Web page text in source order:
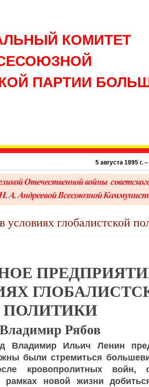
КОМИТЕТ
ПАРТИИ
5 августа 1895 г. – 131 год
условиях глобалистской
ПОЛИТИКИ
Владимир Рябов
Владимир Ильич Ленин
были стремиться
кровопролитных войн,
новой жизни